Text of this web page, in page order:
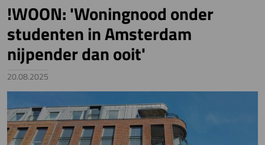
!WOON: 'Woningnood onder
studenten in Amsterdam
nijpender dan ooit'
20.08.2025